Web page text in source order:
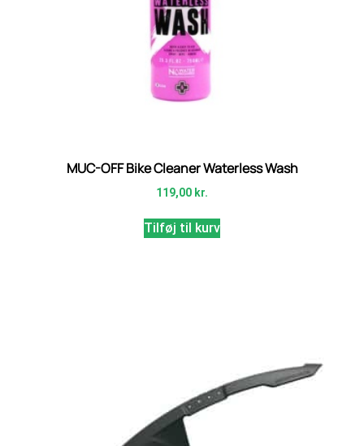
MUC-OFF Bike Cleaner Waterless Wash
119,00 kr.
Tilføj til kurv